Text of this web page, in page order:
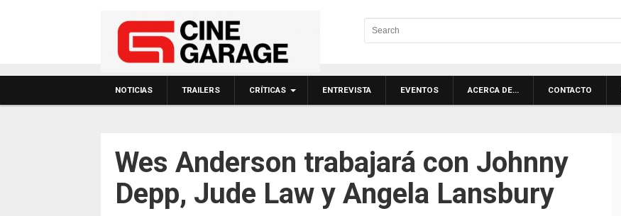
NOTICIAS TRAILERS CRÍTICAS ENTREVISTA EVENTOS ACERCA DE… CONTACTO
Wes Anderson trabajará con Johnny
Depp, Jude Law y Angela Lansbury